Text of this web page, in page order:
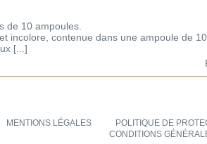
de 10 ampoules.
incolore, contenue dans une ampoule de
[...]
MENTIONS LÉGALES
POLITIQUE DE
CONDITIONS